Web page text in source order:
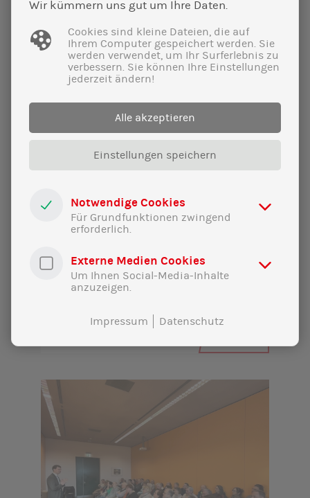
20|02|2025
Luftverschmutzung durch den
Flugverkehr kämpfen!
Er ist und bleibt eine große Belastung für
Wir kümmern uns gut um Ihre Daten.
Cookies sind kleine Dateien, die auf
Ihrem Computer gespeichert werden. Sie
werden verwendet, um Ihr Surferlebnis zu
verbessern. Sie können Ihre Einstellungen
jederzeit ändern!
Alle akzeptieren
Einstellungen speichern
Notwendige Cookies
Für Grundfunktionen zwingend
erforderlich.
Externe Medien Cookies
Um Ihnen Social-Media-Inhalte
anzuzeigen.
Impressum Datenschutz